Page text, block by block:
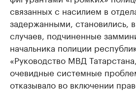
связанных с насилием в
задержанными, становились,
случаев, подчиненные
начальника полиции
«Руководство МВД
очевидные системные
отказывало во включении